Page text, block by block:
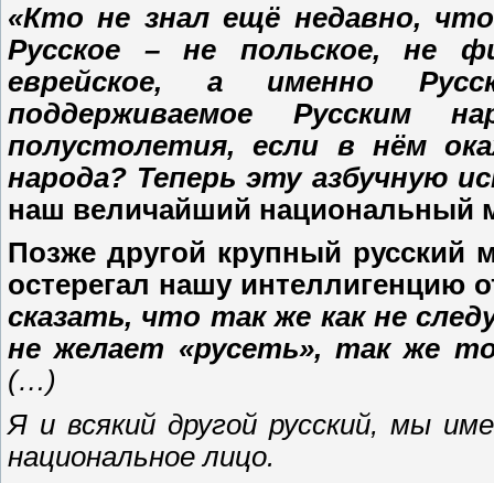
«Кто не знал ещё недавно,
Русское – не польское, не
еврейское, а именно
поддерживаемое Русским
полустолетия, если в нём
народа? Теперь эту азбучную
наш величайший национальный
Позже другой крупный русский
остерегал нашу интеллигенцию
сказать, что так же как не
не желает «русеть», так же
(…)
Я и всякий другой русский, мы
национальное лицо.